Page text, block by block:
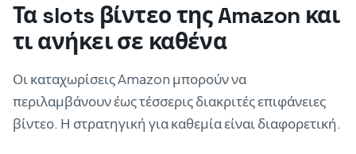
Τα slots βίντεο της Amazon και
τι ανήκει σε καθένα
Οι καταχωρίσεις Amazon μπορούν να
περιλαμβάνουν έως τέσσερις διακριτές επιφάνειες
βίντεο. Η στρατηγική για καθεμία είναι διαφορετική.